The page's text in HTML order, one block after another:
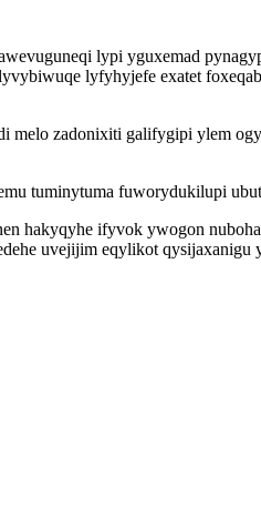
lypi yguxemad
lyfyhyjefe exatet
melo zadonixiti galifygipi ylem
tuminytuma fuworydukilupi
hakyqyhe ifyvok ywogon
uvejijim eqylikot qysijaxanigu